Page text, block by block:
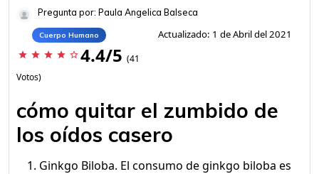
Pregunta por: Paula Angelica Balseca
Cuerpo Humano Actualizado: 1 de Abril del 2021
star star star star star_border 4.4/5 (41
Votos)
cómo quitar el zumbido de
los oídos casero
Ginkgo Biloba. El consumo de ginkgo biloba es